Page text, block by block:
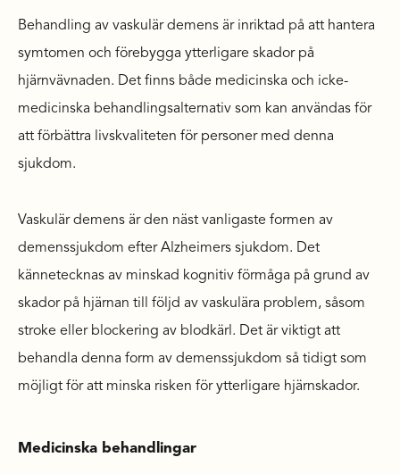
Behandling av vaskulär demens är inriktad på att hantera
symtomen och förebygga ytterligare skador på
hjärnvävnaden. Det finns både medicinska och icke-
medicinska behandlingsalternativ som kan användas för
att förbättra livskvaliteten för personer med denna
sjukdom.
Vaskulär demens är den näst vanligaste formen av
demenssjukdom efter Alzheimers sjukdom. Det
kännetecknas av minskad kognitiv förmåga på grund av
skador på hjärnan till följd av vaskulära problem, såsom
stroke eller blockering av blodkärl. Det är viktigt att
behandla denna form av demenssjukdom så tidigt som
möjligt för att minska risken för ytterligare hjärnskador.
Medicinska behandlingar